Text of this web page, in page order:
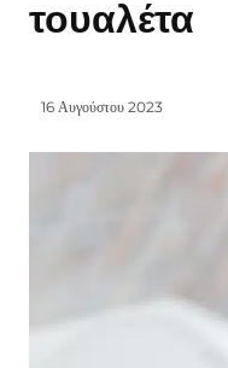
τουαλέτα
16 Αυγούστου 2023